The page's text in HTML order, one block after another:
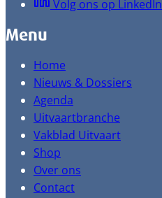
Volg ons op LinkedIn
Menu
Home
Nieuws & Dossiers
Agenda
Uitvaartbranche
Vakblad Uitvaart
Shop
Over ons
Contact